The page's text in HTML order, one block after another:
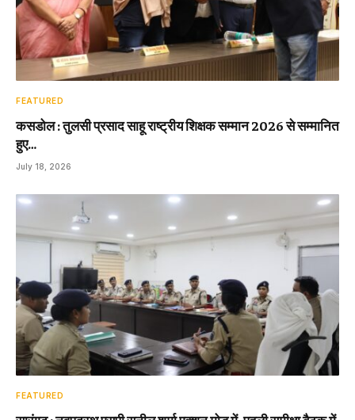
FEATURED
कसडोल : तुलसी प्रसाद साहू राष्ट्रीय शिक्षक सम्मान 2026 से सम्मानित
हुए…
July 18, 2026
FEATURED